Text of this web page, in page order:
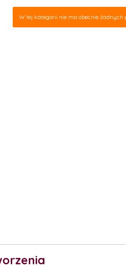
Lista produktów
W tej kategorii nie ma obecnie żadnych